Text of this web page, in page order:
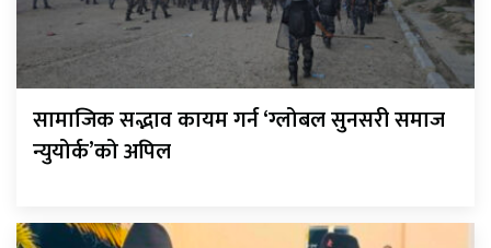
सामाजिक सद्भाव कायम गर्न ‘ग्लोबल सुनसरी समाज
न्युयोर्क’को अपिल